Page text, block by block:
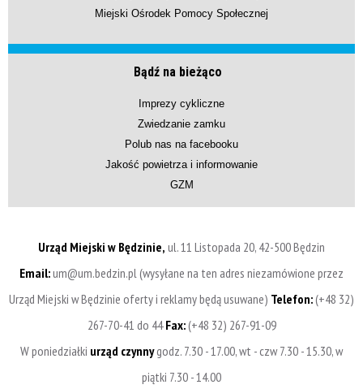
Miejski Ośrodek Pomocy Społecznej
Bądź na bieżąco
Imprezy cykliczne
Zwiedzanie zamku
Polub nas na facebooku
Jakość powietrza i informowanie
GZM
Urząd Miejski w Będzinie, ul. 11 Listopada 20, 42-500 Będzin
Email:um@um.bedzin.pl (wysyłane na ten adres niezamówione przez
Urząd Miejski w Będzinie oferty i reklamy będą usuwane) Telefon:(+48 32)
267-70-41 do 44Fax:(+48 32) 267-91-09
W poniedziałki urząd czynnygodz. 7.30 - 17.00, wt - czw 7.30 - 15.30, w
piątki 7.30 - 14.00